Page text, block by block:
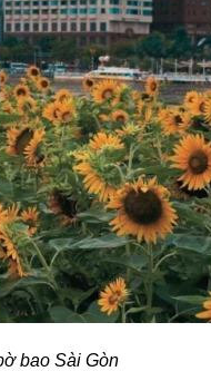
bao Sài Gòn